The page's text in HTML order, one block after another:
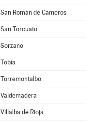
San Román de Cameros
San Torcuato
Sorzano
Tobía
Torremontalbo
Valdemadera
Villalba de Rioja